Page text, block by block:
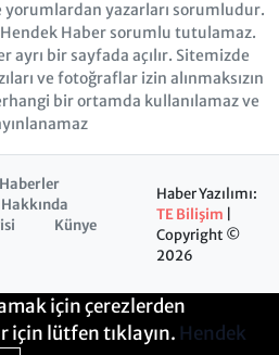
yorumlardan yazarları sorumludur.
Haber sorumlu tutulamaz.
bir sayfada açılır. Sitemizde
ve fotoğraflar izin alınmaksızın
bir ortamda kullanılamaz ve
Hakkında
Künye
Haber Yazılımı:
TE Bilişim
Copyright ©
2026
için çerezlerden
için lütfen tıklayın. Hendek